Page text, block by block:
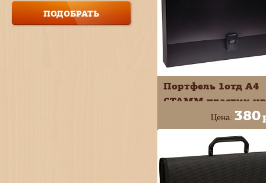
Портфель 1отд А4
СТАММ пластик
ассортименте
ММ-30700
Цена: 380
В